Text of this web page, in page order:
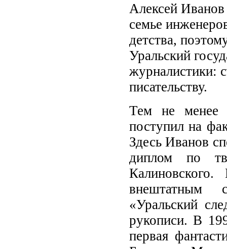
Алексей Иванов
семье
детства,
Уральский
журналистики:
писательству.
Тем не менее
поступил на
Здесь Иванов
диплом по
внештатным
«Уральский
рукописи. В
первая